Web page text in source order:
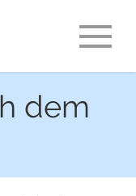
dem